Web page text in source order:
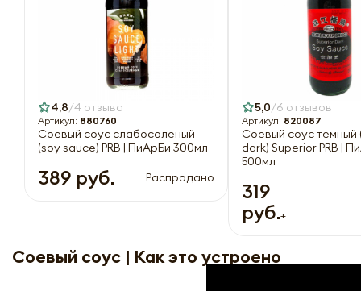
4,8 4 отзыва
Артикул: 880760
Соевый соус слабосоленый
(soy sauce) PRB | ПиАрБи 300мл
389 руб. Распродано
5,0 6 отзывов
Артикул: 820087
Соевый соус темный
dark) Superior PRB |
500мл
319
руб.
-
+
Соевый соус | Как это устроено